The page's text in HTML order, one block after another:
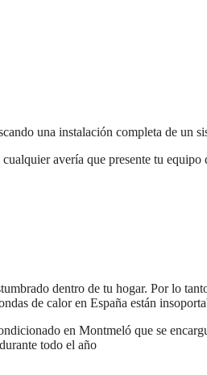
una instalación completa de un
avería que presente tu
dentro de tu hogar. Por lo
de calor en España están
en Montmeló que se
durante todo el año